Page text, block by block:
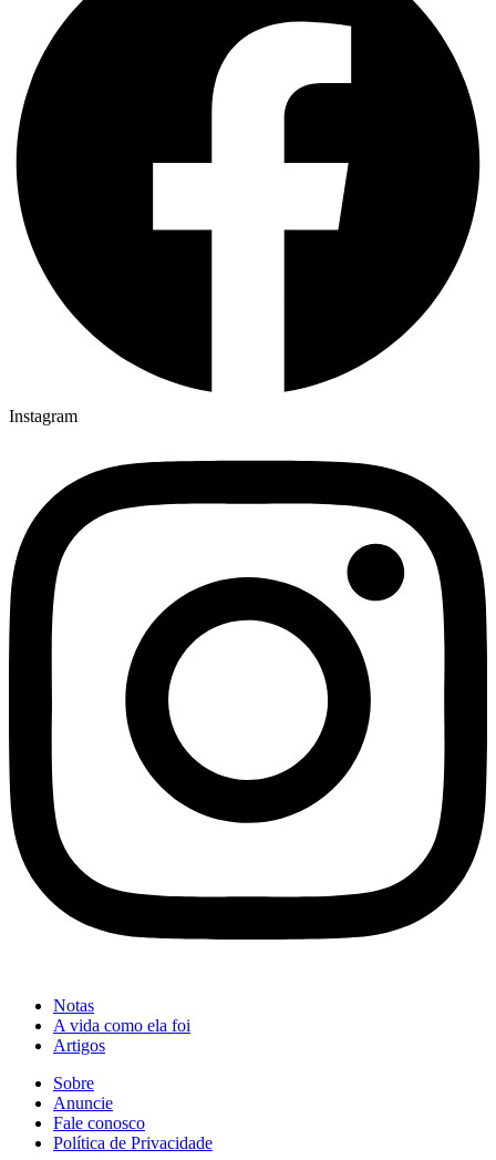
Instagram
Notas
A vida como ela foi
Artigos
Sobre
Anuncie
Fale conosco
Política de Privacidade